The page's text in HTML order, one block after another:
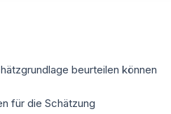
beurteilen können
für die Schätzung